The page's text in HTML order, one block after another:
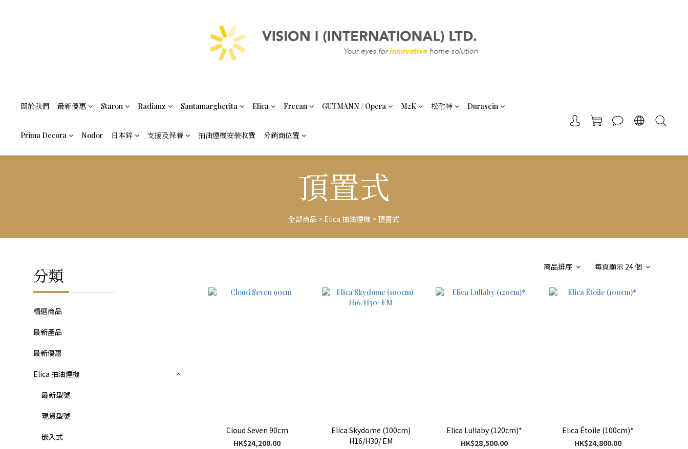
關於我們 最新優惠 Staron Radianz Santamargherita Elica Frecan GUTMANN / Opera M2K 松耐特 Durasein
Prima Decora Nodor 日本鋅 支援及保養 抽油煙機安裝收費 分銷商位置
頂置式
全部商品 > Elica 抽油煙機 >頂置式
分類
精選商品
最新產品
最新優惠
Elica 抽油煙機
最新型號
現貨型號
嵌入式
商品排序 每頁顯示 24 個
Cloud Seven 90cm
HK$24,200.00
Elica Skydome (100cm)
H16/H30/ EM
Elica Lullaby (120cm)*
HK$28,500.00
Elica Étoile (100cm)*
HK$24,800.00